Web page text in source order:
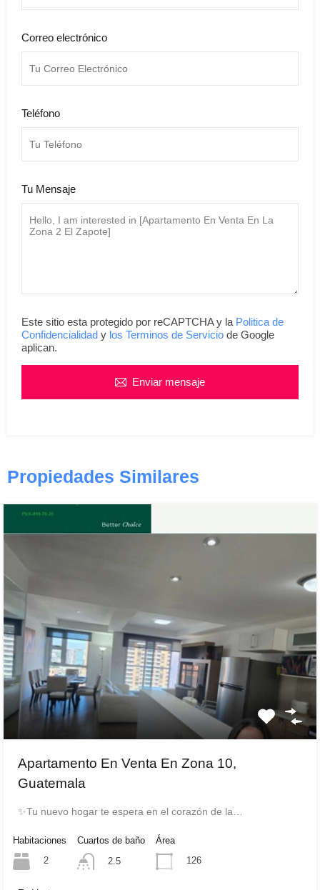
Correo electrónico
Teléfono
Tu Mensaje
Este sitio esta protegido por reCAPTCHA y la Politica de
Confidencialidad y los Terminos de Servicio de Google
aplican.
Enviar mensaje
Propiedades Similares
Apartamento En Venta En Zona 10,
Guatemala
✨Tu nuevo hogar te espera en el corazón de la…
Habitaciones
2
Cuartos de baño
2.5
Área
126